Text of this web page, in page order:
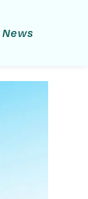
News